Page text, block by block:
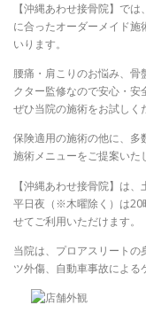
【沖縄あわせ接骨院】で
に合ったオーダーメイド施
いります。
腰痛・肩こりのお悩み、
クター監修なので安心・安
ぜひ当院の施術をお試しく
保険適用の施術の他に、多
施術メニューをご提案いた
【沖縄あわせ接骨院】は
平日夜（※木曜除く）は20
せてご利用いただけます。
当院は、プロアスリート
ツ外傷、自動車事故による